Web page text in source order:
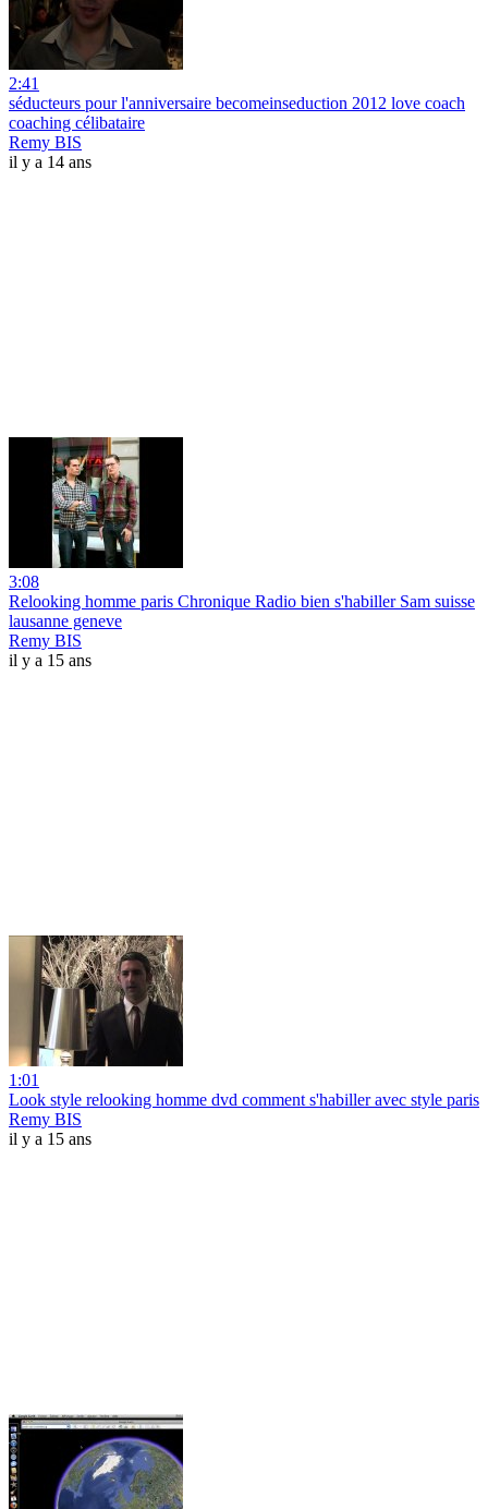
2:41
séducteurs pour l'anniversaire becomeinseduction 2012 love coach
coaching célibataire
Remy BIS
il y a 14 ans
3:08
Relooking homme paris Chronique Radio bien s'habiller Sam suisse
lausanne geneve
Remy BIS
il y a 15 ans
1:01
Look style relooking homme dvd comment s'habiller avec style paris
Remy BIS
il y a 15 ans